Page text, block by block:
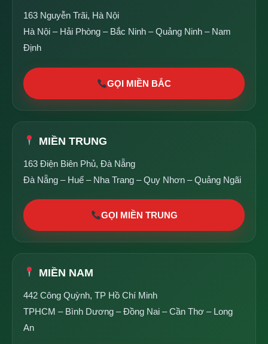
163 Nguyễn Trãi, Hà Nội
Hà Nội – Hải Phòng – Bắc Ninh – Quảng Ninh – Nam
Định
GỌI MIỀN BẮC
MIỀN TRUNG
163 Điện Biên Phủ, Đà Nẵng
Đà Nẵng – Huế – Nha Trang – Quy Nhơn – Quảng Ngãi
GỌI MIỀN TRUNG
MIỀN NAM
442 Công Quỳnh, TP Hồ Chí Minh
TPHCM – Bình Dương – Đồng Nai – Cần Thơ – Long
An